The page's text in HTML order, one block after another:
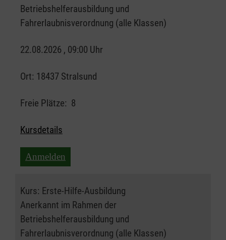
Betriebshelferausbildung und
Fahrerlaubnisverordnung (alle Klassen)
22.08.2026 , 09:00 Uhr
Ort: 18437 Stralsund
Freie Plätze: 8
Kursdetails
Anmelden
Kurs: Erste-Hilfe-Ausbildung
Anerkannt im Rahmen der
Betriebshelferausbildung und
Fahrerlaubnisverordnung (alle Klassen)